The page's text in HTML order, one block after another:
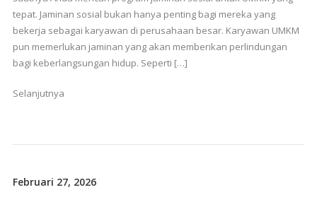
tepat. Jaminan sosial bukan hanya penting bagi mereka yang
bekerja sebagai karyawan di perusahaan besar. Karyawan UMKM
pun memerlukan jaminan yang akan memberikan perlindungan
bagi keberlangsungan hidup. Seperti […]
Selanjutnya
Februari 27, 2026